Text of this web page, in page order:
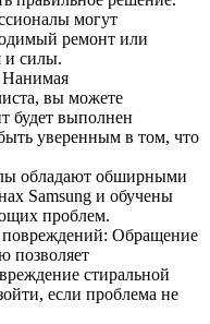
могут
ремонт или
и силы.
Нанимая
вы можете
будет выполнен
уверенным в том, что
обладают обширными
Samsung и обучены
проблем.
Обращение
позволяет
стиральной
если проблема не